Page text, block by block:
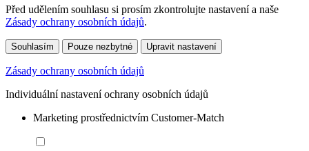
Před udělením souhlasu si prosím zkontrolujte nastavení a naše
Zásady ochrany osobních údajů.
Souhlasím Pouze nezbytné Upravit nastavení
Zásady ochrany osobních údajů
Individuální nastavení ochrany osobních údajů
Marketing prostřednictvím Customer-Match